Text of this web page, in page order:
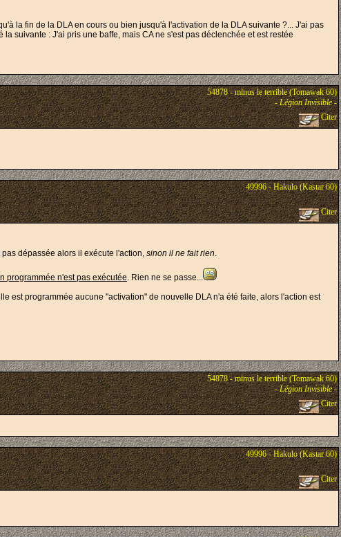
la fin de la DLA en cours ou bien jusqu'à l'activation de la DLA suivante ?... J'ai pas
suivante : J'ai pris une baffe, mais CA ne s'est pas déclenchée et est restée
54878 - minus le terrible (Tomawak 60)
-Légion Invisible-
Citer
49996 - Hakulo (Kastar 60)
Citer
dépassée alors il exécute l'action, sinon il ne fait rien.
programmée n'est pas exécutée. Rien ne se passe...
est programmée aucune "activation" de nouvelle DLA n'a été faite, alors l'action est
54878 - minus le terrible (Tomawak 60)
-Légion Invisible-
Citer
49996 - Hakulo (Kastar 60)
Citer